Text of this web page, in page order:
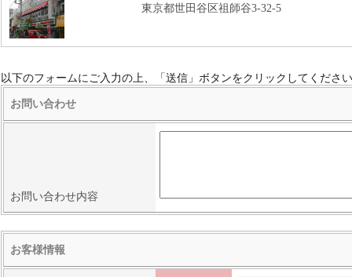
東京都世田谷区祖師谷3-32-5
以下のフォームにご入力の上、「送信」ボタンをクリックしてくださ
お問い合わせ
お問い合わせ内容
お客様情報